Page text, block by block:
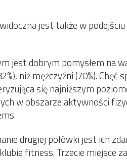
jest także w podejściu
jest dobrym pomysłem na
niż mężczyźni (70%). Chęć
się najniższym
w obszarze aktywności
drugiej połówki jest ich
fitness. Trzecie miejsce